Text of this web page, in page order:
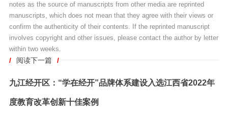
notes as the source of manuscripts from other media are reprinted
manuscripts, which does not mean that they agree with their views or
confirm the authenticity of their contents. If the reprinted manuscript
involves copyright and other issues, please contact the author by letter
within two weeks.
/ 阅读下一篇 /
九江经开区：“学在经开”品牌体系建设入选江西省2022年
度教育改革创新十佳案例